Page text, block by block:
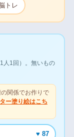
脳トレ
人1回）。無いもの
関係でお作りで
ー塗り絵はこち
♥ 87